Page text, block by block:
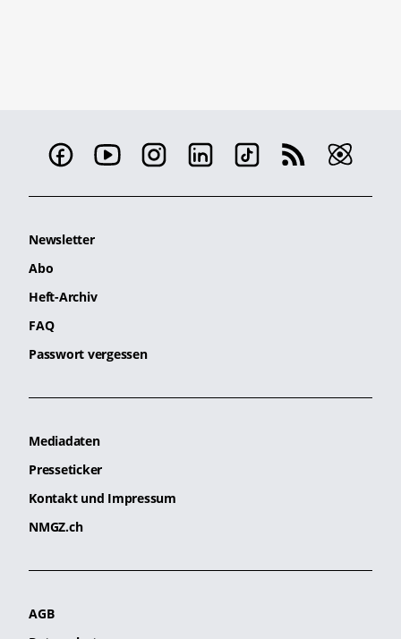
Newsletter
Abo
Heft-Archiv
FAQ
Passwort vergessen
Mediadaten
Presseticker
Kontakt und Impressum
NMGZ.ch
AGB